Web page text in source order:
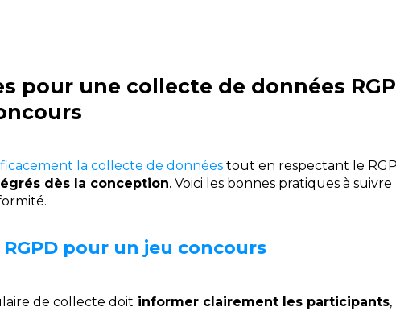
pour une collecte de données
la collecte de données tout en respectant le
dès la conception. Voici les bonnes pratiques à suivre
pour un jeu concours
de collecte doit informer clairement les participants,